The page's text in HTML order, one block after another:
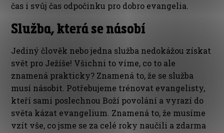
čas i svůj čas odpočinku pro dobro evangelia.
Služba, která se násobí
Jediný člověk nebo jedna služba nedokážou získat
svět pro Ježíše! Všichni to víme, co to ale
znamená prakticky? Znamená to, že se služba
musí násobit. Potřebujeme trénovat evangelisty,
kteří sami poslechnou Boží povolání a vyrazí do
světa kázat evangelium. Znamená to, že musíme
vzít vše, co jsme se za celé roky naučili a zdarma